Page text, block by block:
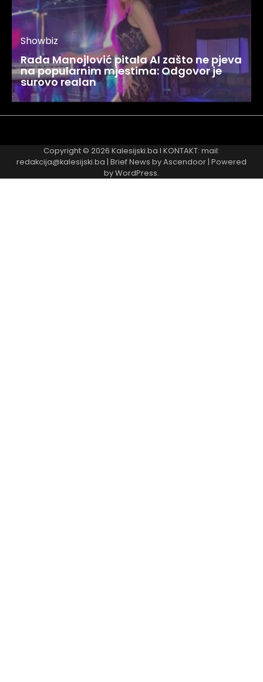
Showbiz
Rada Manojlović pitala AI zašto ne pjeva
na popularnim mjestima: Odgovor je
surovo realan
Copyright © 2026 Kalesijski.ba I KONTAKT: mail:
redakcija@kalesijski.ba | Brief News byAscendoor| Powered
byWordPress.